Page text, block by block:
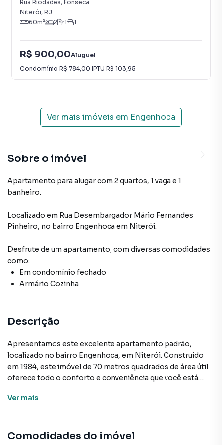
Rua Riodades, Fonseca
Niterói, RJ
60m² 2 1 1
R$ 900,00Aluguel
Condomínio R$ 784,00·IPTU R$ 103,95
Ver mais imóveis em Engenhoca
Sobre o imóvel
Apartamento para alugar com 2 quartos, 1 vaga e 1
banheiro.
Localizado em Rua Desembargador Mário Fernandes
Pinheiro, no bairro Engenhoca em Niterói.
Desfrute de um apartamento, com diversas comodidades
como:
Em condomínio fechado
Armário Cozinha
Descrição
Apresentamos este excelente apartamento padrão,
localizado no bairro Engenhoca, em Niterói. Construído
em 1984, este imóvel de 70 metros quadrados de área útil
oferece todo o conforto e conveniência que você está
O Jardim Residencial Fonseca, condomínio fechado onde
Ver mais
Comodidades do imóvel